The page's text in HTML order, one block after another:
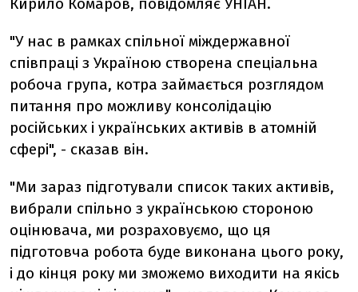
"У нас в рамках спільної міждержавної
співпраці з Україною створена спеціальна
робоча група, котра займається розглядом
питання про можливу консолідацію
російських і українських активів в атомній
сфері", - сказав він.
"Ми зараз підготували список таких активів,
вибрали спільно з українською стороною
оцінювача, ми розраховуємо, що ця
підготовча робота буде виконана цього року,
і до кінця року ми зможемо виходити на якісь